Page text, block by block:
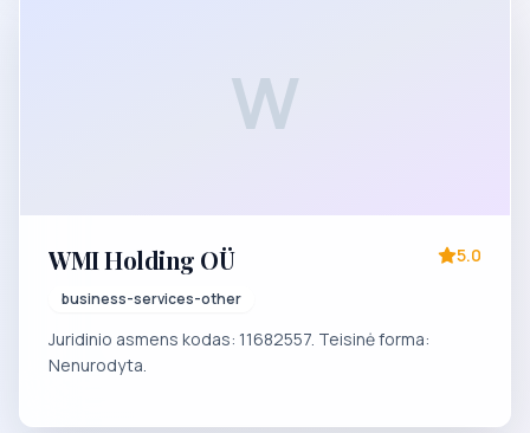
W
WMI Holding OÜ
business-services-other
5.0
Juridinio asmens kodas: 11682557. Teisinė forma:
Nenurodyta.